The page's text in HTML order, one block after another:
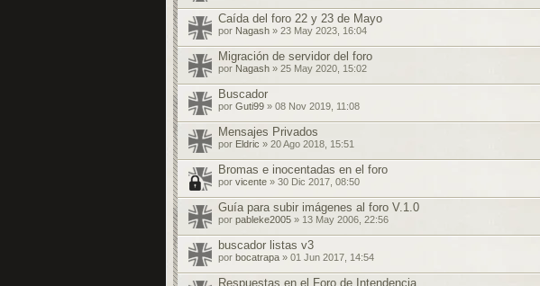
Caída del foro 22 y 23 de Mayo
por Nagash » 23 May 2023, 16:04
Migración de servidor del foro
por Nagash » 25 May 2020, 15:02
Buscador
por Guti99 » 08 Nov 2019, 11:08
Mensajes Privados
por Eldric » 20 Ago 2018, 15:51
Bromas e inocentadas en el foro
por vicente » 30 Dic 2017, 08:50
Guía para subir imágenes al foro V.1.0
por pableke2005 » 13 May 2006, 22:56
buscador listas v3
por bocatrapa » 01 Jun 2017, 14:54
Respuestas en el Foro de Intendencia.